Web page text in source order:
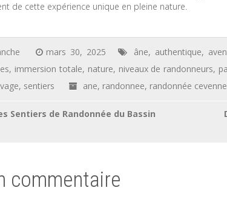
de cette expérience unique en pleine nature.
mars 30, 2025 âne, authentique,
, immersion totale, nature, niveaux de randonneurs,
, sentiers ane, randonnee, randonnée
Sentiers de Randonnée du Bassin
commentaire